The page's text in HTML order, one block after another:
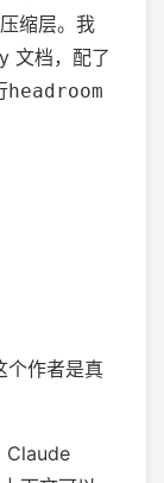
缩层。我
文档，配了
headroom
个作者是真
Claude